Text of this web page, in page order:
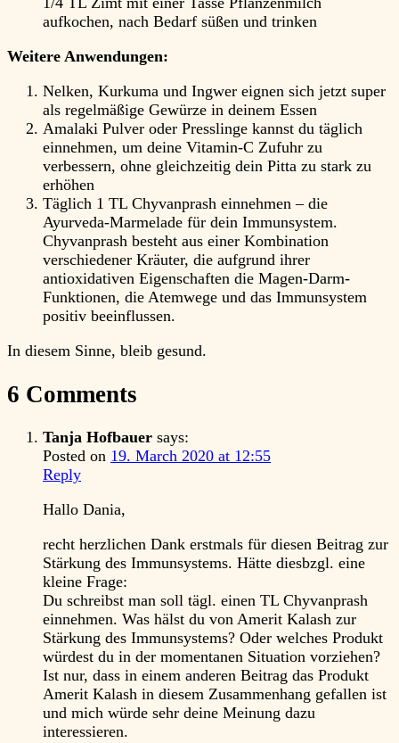
aufkochen, nach Bedarf süßen und trinken
Weitere Anwendungen:
Nelken, Kurkuma und Ingwer eignen sich jetzt super
als regelmäßige Gewürze in deinem Essen
Amalaki Pulver oder Presslinge kannst du täglich
einnehmen, um deine Vitamin-C Zufuhr zu
verbessern, ohne gleichzeitig dein Pitta zu stark zu
erhöhen
Täglich 1 TL Chyvanprash einnehmen – die
Ayurveda-Marmelade für dein Immunsystem.
Chyvanprash besteht aus einer Kombination
verschiedener Kräuter, die aufgrund ihrer
antioxidativen Eigenschaften die Magen-Darm-
Funktionen, die Atemwege und das Immunsystem
positiv beeinflussen.
In diesem Sinne, bleib gesund.
6 Comments
Tanja Hofbauer says:
Posted on 19. March 2020 at 12:55
Reply
Hallo Dania,
recht herzlichen Dank erstmals für diesen Beitrag zur
Stärkung des Immunsystems. Hätte diesbzgl. eine
kleine Frage:
Du schreibst man soll tägl. einen TL Chyvanprash
einnehmen. Was hälst du von Amerit Kalash zur
Stärkung des Immunsystems? Oder welches Produkt
würdest du in der momentanen Situation vorziehen?
Ist nur, dass in einem anderen Beitrag das Produkt
Amerit Kalash in diesem Zusammenhang gefallen ist
und mich würde sehr deine Meinung dazu
interessieren.